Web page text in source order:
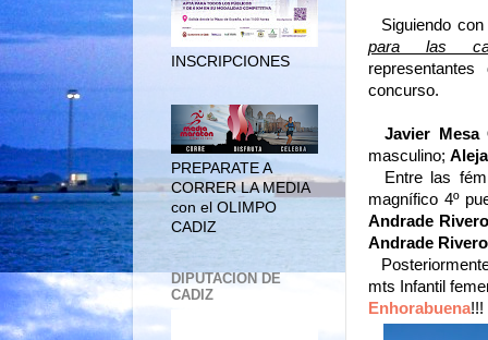
Siguiendo
para las
concurso.
Javier Mesa
masculino;
Entre las
magnífico 4º
Andrade Rivero
Andrade Rivero
mts Infantil
Enhorabuena!!!
INSCRIPCIONES
PREPARATE A
CORRER LA MEDIA
con el OLIMPO
CADIZ
DIPUTACION DE
CADIZ